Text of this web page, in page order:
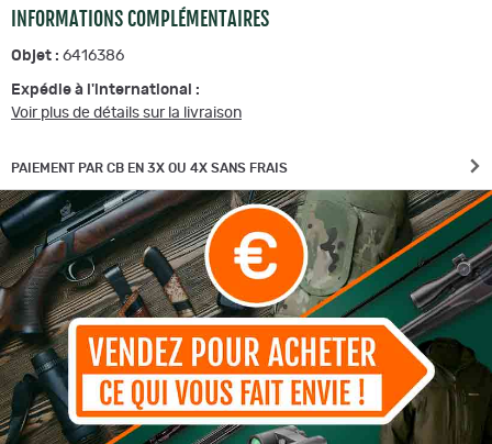
INFORMATIONS COMPLÉMENTAIRES
Objet : 6416386
Expédie à l'international :
Voir plus de détails sur la livraison
PAIEMENT PAR CB EN 3X OU 4X SANS FRAIS